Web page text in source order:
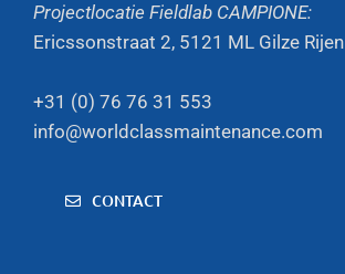
Projectlocatie Fieldlab CAMPIONE:
Ericssonstraat 2, 5121 ML Gilze Rijen
+31 (0) 76 76 31 553
info@worldclassmaintenance.com
CONTACT